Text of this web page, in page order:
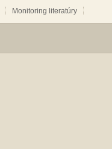
Monitoring literatúry